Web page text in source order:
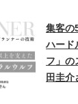
集客の
ハード
フ」の
田圭介